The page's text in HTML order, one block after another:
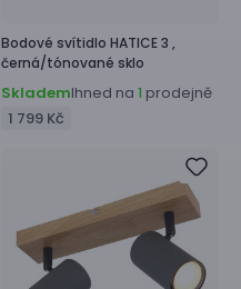
Bodové svítidlo HATICE 3 ,
černá/tónované sklo
SklademIhned na 1 prodejně
1 799 Kč